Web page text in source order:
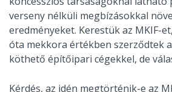
verseny nélküli megbízásokkal
eredményeket. Kerestük az MKIF-
óta mekkora értékben szerződtek
köthető építőipari cégekkel, de
Kérdés, az idén megtörténik-e az